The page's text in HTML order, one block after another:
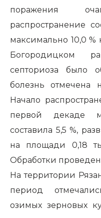
поражения
распространение
максимально 10,0 %
Богородицком
септориоза было
болезнь отмечена
Начало
первой декаде
составила 5,5 %,
на площади 0,18
Обработки
На территории
период
озимых зерновых